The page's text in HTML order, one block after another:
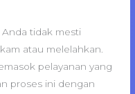
tidak mesti
atau melelahkan.
pelayanan yang
proses ini dengan